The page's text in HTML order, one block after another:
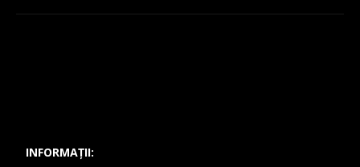
INFORMAȚII: